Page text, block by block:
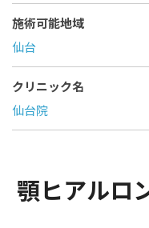
施術可能地域
仙台
クリニック名
仙台院
顎ヒアルロ